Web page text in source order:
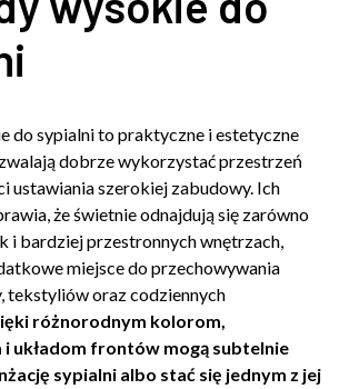
do sypialni to praktyczne i estetyczne
dobrze wykorzystać przestrzeń
ustawiania szerokiej zabudowy. Ich
że świetnie odnajdują się zarówno
i bardziej przestronnych wnętrzach,
miejsce do przechowywania
tekstyliów oraz codziennych
różnorodnym kolorom,
układom frontów mogą subtelnie
sypialni albo stać się jednym z jej